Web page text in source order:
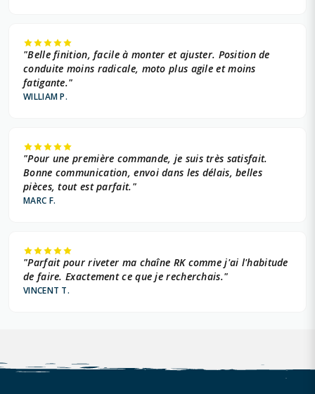
"Belle finition, facile à monter et ajuster. Position de
conduite moins radicale, moto plus agile et moins
fatigante."
WILLIAM P.
"Pour une première commande, je suis très satisfait.
Bonne communication, envoi dans les délais, belles
pièces, tout est parfait."
MARC F.
"Parfait pour riveter ma chaîne RK comme j'ai l'habitude
de faire. Exactement ce que je recherchais."
VINCENT T.